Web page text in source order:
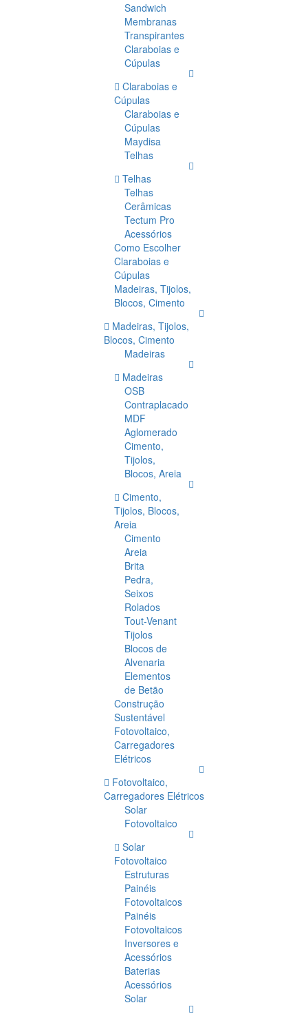
Sandwich
Membranas
Transpirantes
Claraboias e
Cúpulas
Claraboias e
Cúpulas
Claraboias e
Cúpulas
Maydisa
Telhas
Telhas
Telhas
Cerâmicas
Tectum Pro
Acessórios
Como Escolher
Claraboias e
Cúpulas
Madeiras, Tijolos,
Blocos, Cimento
Madeiras, Tijolos,
Blocos, Cimento
Madeiras
Madeiras
OSB
Contraplacado
MDF
Aglomerado
Cimento,
Tijolos,
Blocos, Areia
Cimento,
Tijolos, Blocos,
Areia
Cimento
Areia
Brita
Pedra,
Seixos
Rolados
Tout-Venant
Tijolos
Blocos de
Alvenaria
Elementos
de Betão
Construção
Sustentável
Fotovoltaico,
Carregadores
Elétricos
Fotovoltaico,
Carregadores Elétricos
Solar
Fotovoltaico
Solar
Fotovoltaico
Estruturas
Painéis
Fotovoltaicos
Painéis
Fotovoltaicos
Inversores e
Acessórios
Baterias
Acessórios
Solar